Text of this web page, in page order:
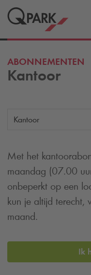
ABONNEMENTEN
Kantoor
Kantoor
Met het
maandag (07.00
onbeperkt op een
kun je altijd terecht,
maand.
Ik